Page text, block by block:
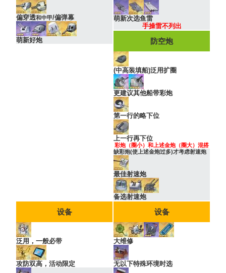
偏穿透和中甲/偏弹幕
萌新好炮
萌新次选鱼雷
手操雷不列出
防空炮
(中高装填船)泛用扩圈
更建议其他船带彩炮
第一行的略下位
上一行再下位
彩炮（圈小）和上述金炮（圈大）混搭
缺彩炮(使上述金炮过多)才考虑射速炮
最佳射速炮
备选射速炮
设备
泛用，一般必带
攻防双高，活动限定
设备
大维修
无以下特殊环境时选